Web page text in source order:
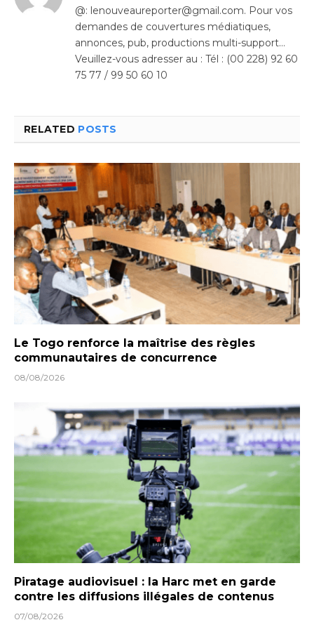
@: lenouveaureporter@gmail.com. Pour vos
demandes de couvertures médiatiques,
annonces, pub, productions multi-support…
Veuillez-vous adresser au : Tél : (00 228) 92 60
75 77 / 99 50 60 10
RELATED POSTS
Le Togo renforce la maîtrise des règles
communautaires de concurrence
08/08/2026
Piratage audiovisuel : la Harc met en garde
contre les diffusions illégales de contenus
07/08/2026